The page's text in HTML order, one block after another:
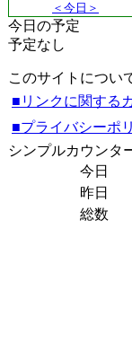
＜今日＞
今日の予定
予定なし
このサイトについ
■リンクに関する
■プライバシーポ
シンプルカウンタ
今日
昨日
総数